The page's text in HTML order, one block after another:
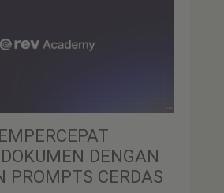
DENGAN
PROMPTS CERDAS